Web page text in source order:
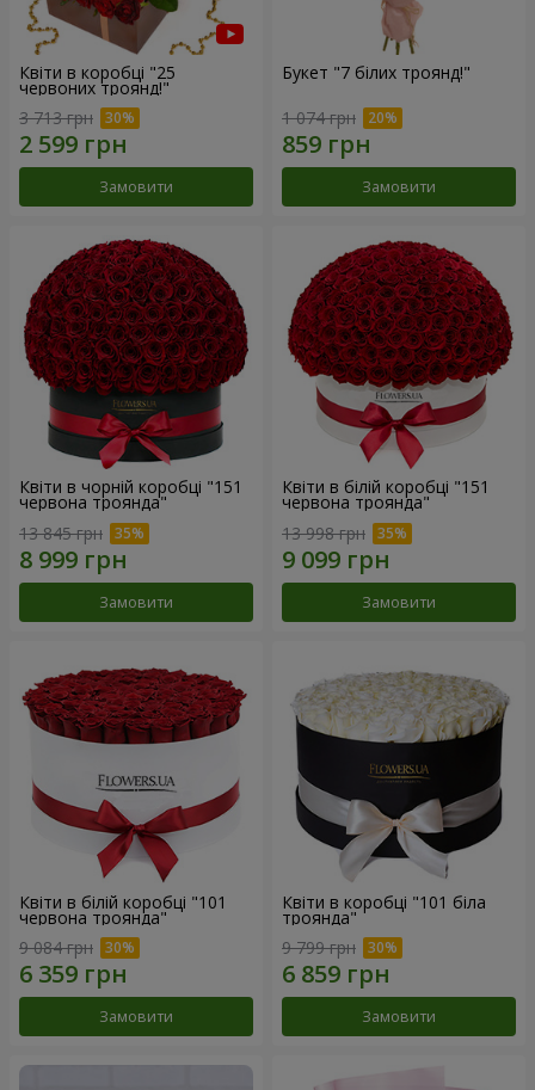
Квіти в коробці "25
червоних троянд!"
3 713 грн
Замовити
Букет "7 білих троянд!"
1 074 грн
Замовити
Квіти в чорній коробці "151
червона троянда"
13 845 грн
Замовити
Квіти в білій коробці "151
червона троянда"
13 998 грн
Замовити
Квіти в білій коробці "101
червона троянда"
9 084 грн
Замовити
Квіти в коробці "101 біла
троянда"
9 799 грн
Замовити